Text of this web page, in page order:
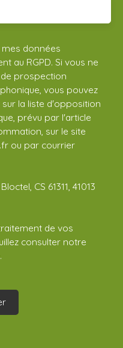
données
au RGPD. Si vous ne
prospection
vous pouvez
la liste d'opposition
prévu par l'article
sur le site
ou par courrier
CS 61311, 41013
de vos
consulter notre
.